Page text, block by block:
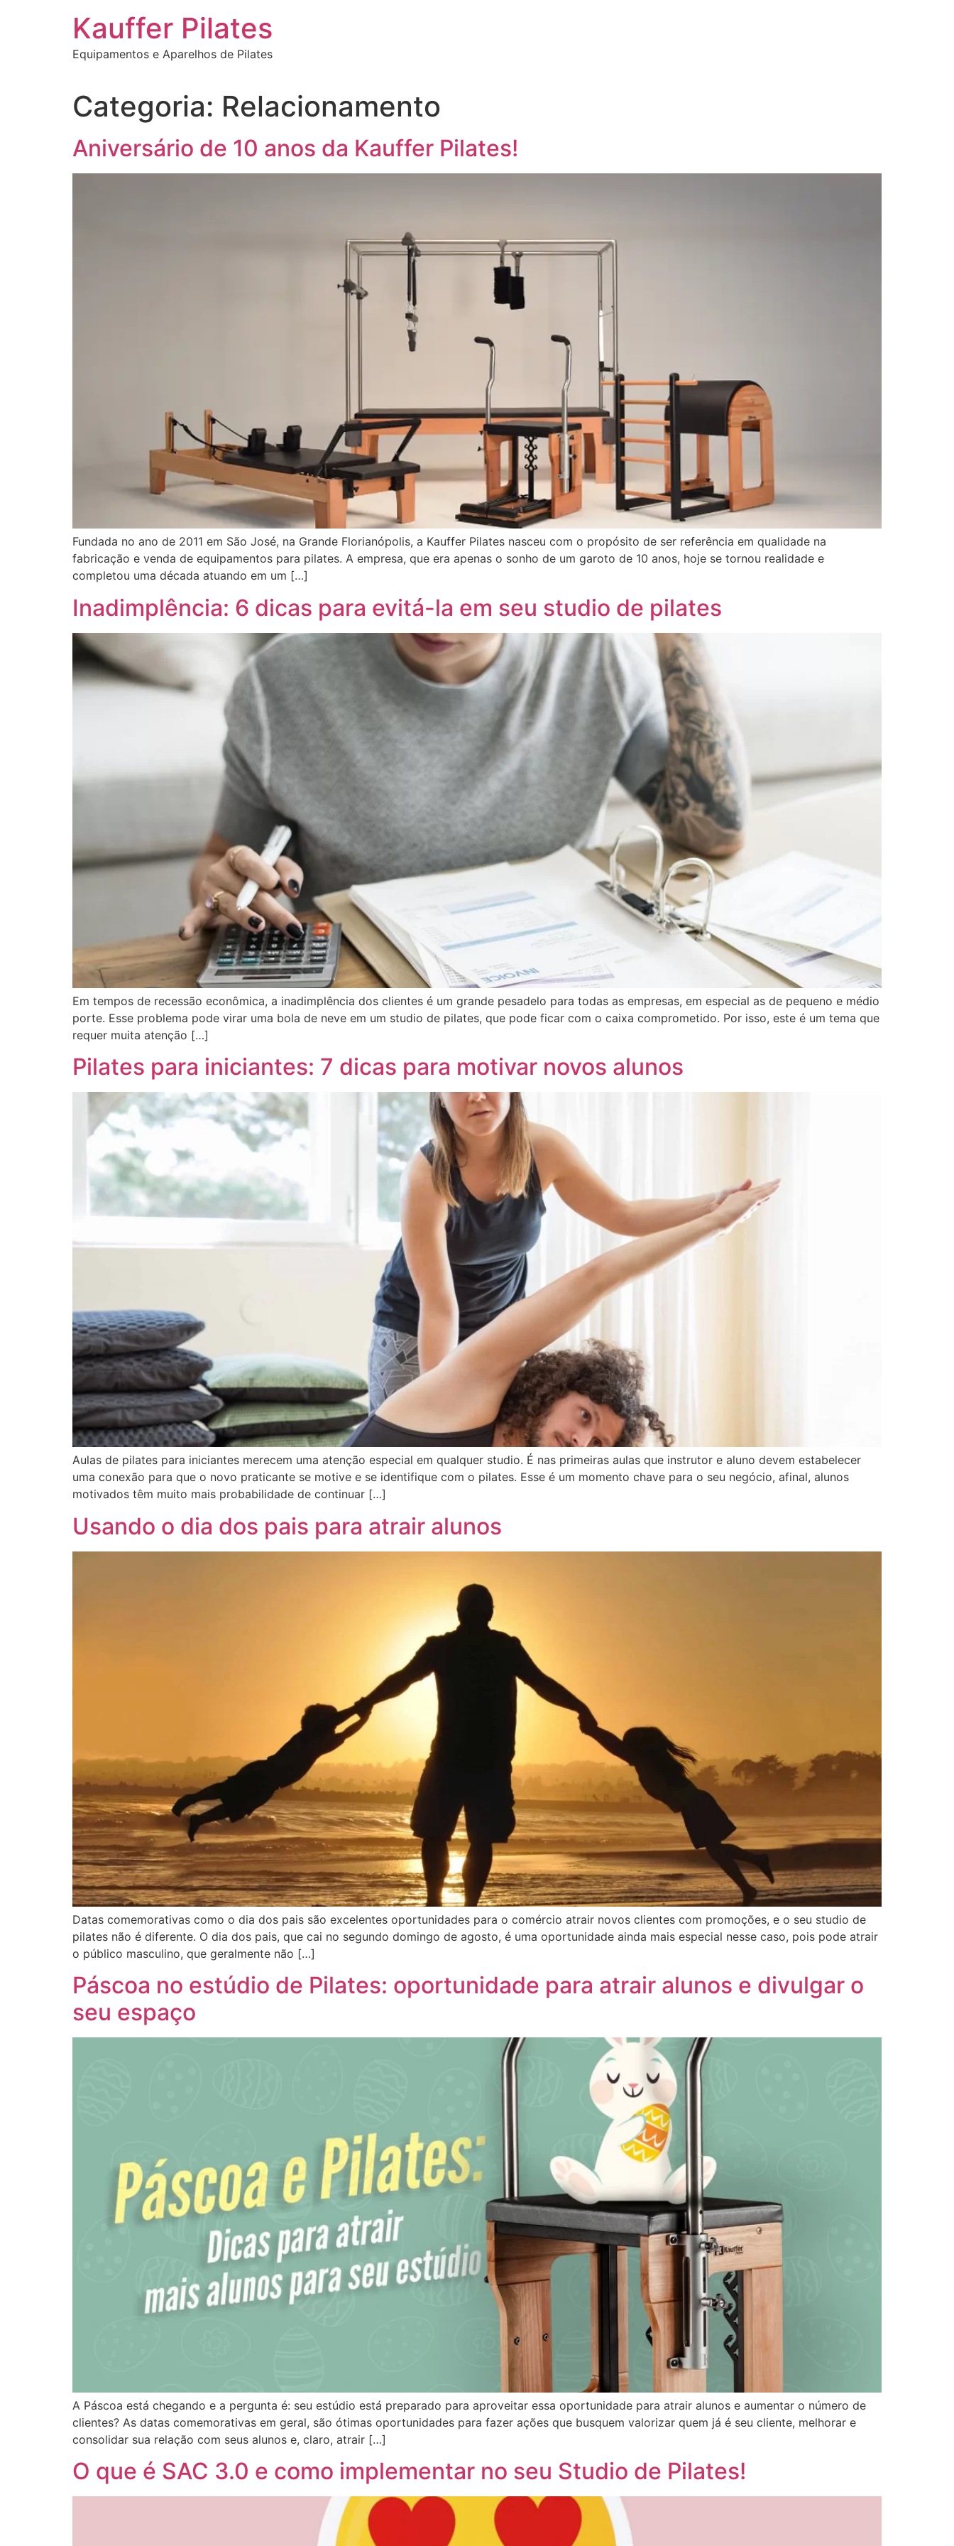
Kauffer Pilates
Equipamentos e Aparelhos de Pilates
Categoria: Relacionamento
Aniversário de 10 anos da Kauffer Pilates!
Fundada no ano de 2011 em São José, na Grande Florianópolis, a Kauffer Pilates nasceu com o propósito de ser referência em qualidade na
fabricação e venda de equipamentos para pilates. A empresa, que era apenas o sonho de um garoto de 10 anos, hoje se tornou realidade e
completou uma década atuando em um […]
Inadimplência: 6 dicas para evitá-la em seu studio de pilates
Em tempos de recessão econômica, a inadimplência dos clientes é um grande pesadelo para todas as empresas, em especial as de pequeno e médio
porte. Esse problema pode virar uma bola de neve em um studio de pilates, que pode ficar com o caixa comprometido. Por isso, este é um tema que
requer muita atenção […]
Pilates para iniciantes: 7 dicas para motivar novos alunos
Aulas de pilates para iniciantes merecem uma atenção especial em qualquer studio. É nas primeiras aulas que instrutor e aluno devem estabelecer
uma conexão para que o novo praticante se motive e se identifique com o pilates. Esse é um momento chave para o seu negócio, afinal, alunos
motivados têm muito mais probabilidade de continuar […]
Usando o dia dos pais para atrair alunos
Datas comemorativas como o dia dos pais são excelentes oportunidades para o comércio atrair novos clientes com promoções, e o seu studio de
pilates não é diferente. O dia dos pais, que cai no segundo domingo de agosto, é uma oportunidade ainda mais especial nesse caso, pois pode atrair
o público masculino, que geralmente não […]
Páscoa no estúdio de Pilates: oportunidade para atrair alunos e divulgar o
seu espaço
A Páscoa está chegando e a pergunta é: seu estúdio está preparado para aproveitar essa oportunidade para atrair alunos e aumentar o número de
clientes? As datas comemorativas em geral, são ótimas oportunidades para fazer ações que busquem valorizar quem já é seu cliente, melhorar e
consolidar sua relação com seus alunos e, claro, atrair […]
O que é SAC 3.0 e como implementar no seu Studio de Pilates!